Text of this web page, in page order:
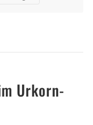
Urkorn-